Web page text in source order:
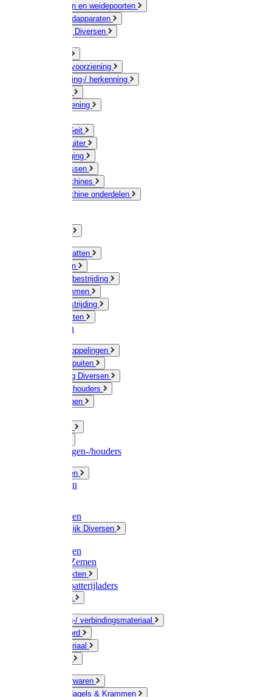
Doorgangen en weidepoorten
Schrikdraadapparaten
Afrastering Diversen
Drinkwatervoorziening
Veemarkering-/ herkenning
Voervoorziening
Schaap / Geit
Paard & Ruiter
Veeverzorging
Scheermessen
Scheermachines
Scheermachine onderdelen
Muizen / Ratten
Drukspuiten
Ongediertebestrijding
Mollenklemmen
Onkruidbestrijding
Vliegenkasten
Meststoffen
Messing koppelingen
Gieters / Spuiten
Besproeiing Diversen
Slangen & houders
Waterpompen
Slangenwagen-/houders
Olie / Vetten
Chemicalien
Plasticzakken
Huishoudelijk Diversen
Zaksluitingen
Sponzen / Zemen
Zeepprodukten
Batterij & batterijladers
Zaklampen
Verpakking-/ verbindingsmateriaal
Touw / Koord
Afdekmateriaal
Kleine ijzerwaren
Spijkers, Nagels & Krammen